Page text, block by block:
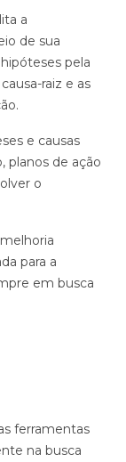
a
de sua
pela
raiz e as
e causas
planos de ação
o
para a
em busca
ferramentas
na busca